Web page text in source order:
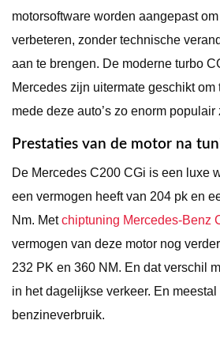
motorsoftware worden aangepast
verbeteren, zonder technische
aan te brengen. De moderne turbo
Mercedes zijn uitermate geschikt om
mede deze auto’s zo enorm populair
Prestaties van de motor na
De Mercedes C200 CGi is een luxe
een vermogen heeft van 204 pk en
Nm. Metchiptuning Mercedes-Benz
vermogen van deze motor nog
232 PK en 360 NM. En dat verschil
in het dagelijkse verkeer. En
benzineverbruik.